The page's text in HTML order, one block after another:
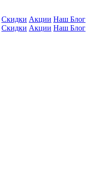
Скидки Акции Наш Блог
Скидки Акции Наш Блог